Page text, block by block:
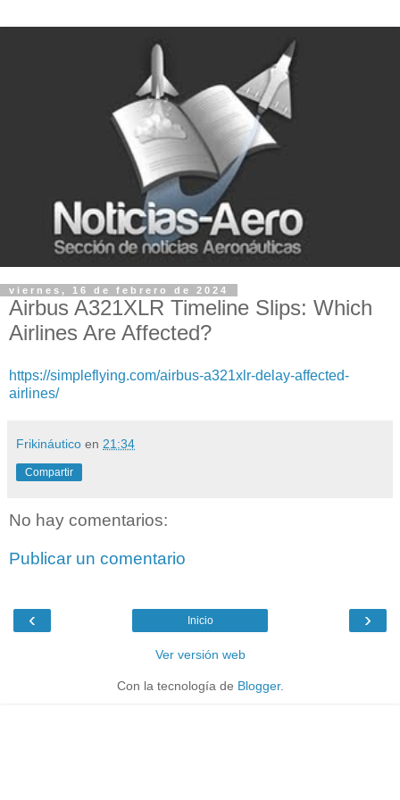
viernes, 16 de febrero de 2024
Airbus A321XLR Timeline Slips: Which
Airlines Are Affected?
https://simpleflying.com/airbus-a321xlr-delay-affected-
airlines/
Frikináutico en 21:34
Compartir
No hay comentarios:
Publicar un comentario
‹ ›
Inicio
Ver versión web
Con la tecnología de Blogger.